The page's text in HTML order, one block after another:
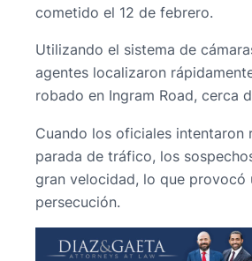
cometido el 12 de febrero.
Utilizando el sistema de
agentes localizaron
robado en Ingram Road, cerca
Cuando los oficiales intentaron
parada de tráfico, los
gran velocidad, lo que provocó
persecución.